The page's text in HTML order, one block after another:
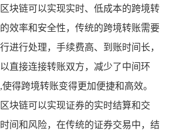
区块链可以实现实时、低成本的跨境转
效率和安全性，传统的跨境转账需要
进行处理，手续费高、到账时间长，
直接连接转账双方，减少了中间环
得跨境转账变得更加便捷和高效。
块链可以实现证券的实时结算和交
间和风险，在传统的证券交易中，结